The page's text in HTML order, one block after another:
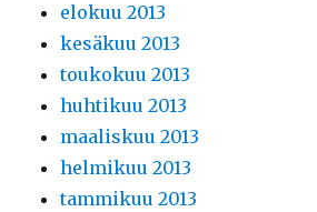
elokuu 2013
kesäkuu 2013
toukokuu 2013
huhtikuu 2013
maaliskuu 2013
helmikuu 2013
tammikuu 2013